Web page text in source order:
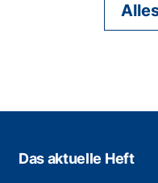
Das aktuelle Heft